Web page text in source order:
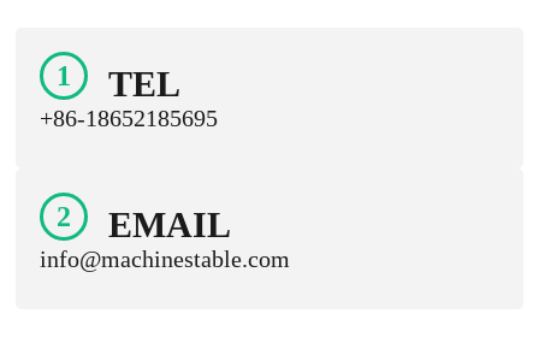
1 TEL
+86-18652185695
2 EMAIL
info@machinestable.com